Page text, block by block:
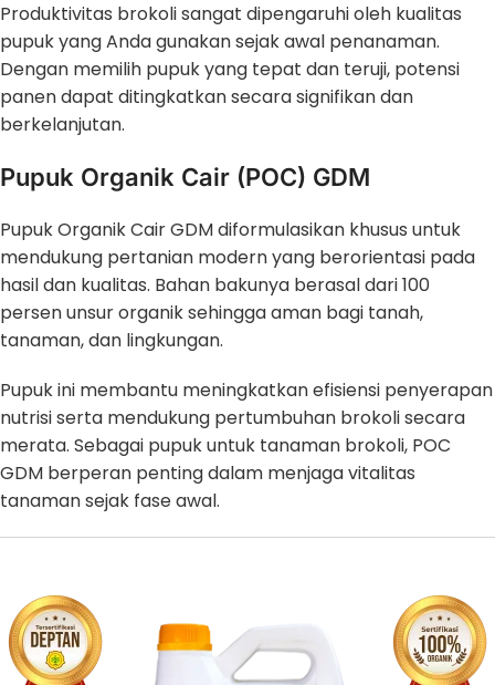
Produktivitas brokoli sangat dipengaruhi oleh kualitas
pupuk yang Anda gunakan sejak awal penanaman.
Dengan memilih pupuk yang tepat dan teruji, potensi
panen dapat ditingkatkan secara signifikan dan
berkelanjutan.
Pupuk Organik Cair (POC) GDM
Pupuk Organik Cair GDM diformulasikan khusus untuk
mendukung pertanian modern yang berorientasi pada
hasil dan kualitas. Bahan bakunya berasal dari 100
persen unsur organik sehingga aman bagi tanah,
tanaman, dan lingkungan.
Pupuk ini membantu meningkatkan efisiensi penyerapan
nutrisi serta mendukung pertumbuhan brokoli secara
merata. Sebagai pupuk untuk tanaman brokoli, POC
GDM berperan penting dalam menjaga vitalitas
tanaman sejak fase awal.